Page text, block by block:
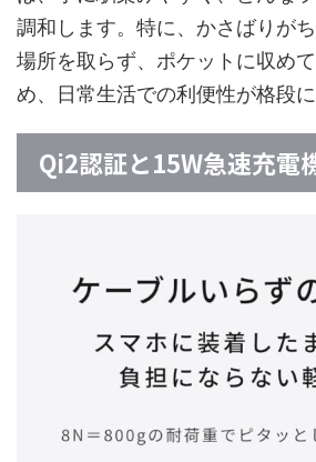
調和します。特に、かさばりが
場所を取らず、ポケットに収め
め、日常生活での利便性が格段に
Qi2認証と15W急速充電